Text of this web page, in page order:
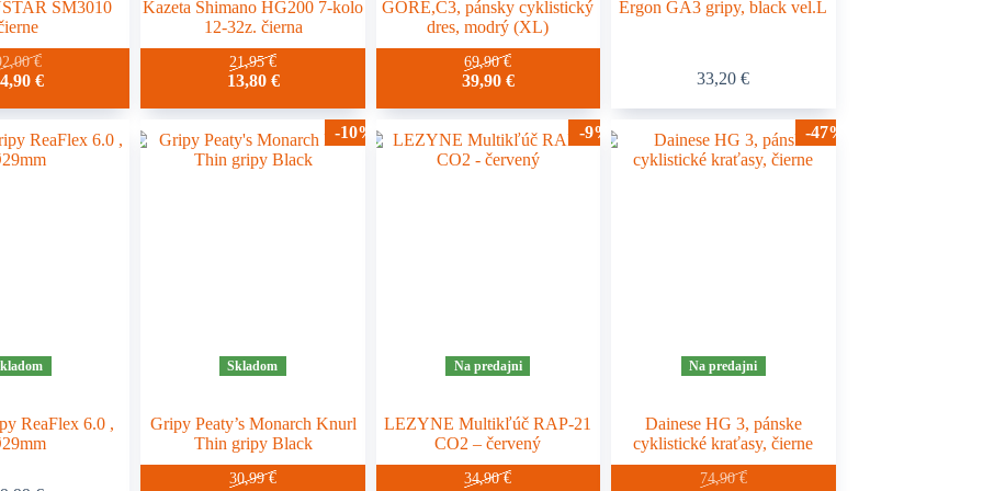
SM3010
€
€.
€Aktuálna
je:
64,90 €.
Kazeta Shimano HG200 7-kolo
12-32z. čierna
21,95€
13,80 €
GORE,C3, pánsky cyklistický
dres, modrý (XL)
69,90€
39,90 €
Ergon GA3 gripy, black vel.L
33,20€
ReaFlex 6.0 ,
-10%
Skladom
Gripy Peaty’s Monarch Knurl
Thin gripy Black
30,99€
-9%
Na predajni
LEZYNE Multikľúč RAP-21
CO2 – červený
34,90€
-47%
Na predajni
Dainese HG 3, pánske
cyklistické kraťasy, čierne
74,90€